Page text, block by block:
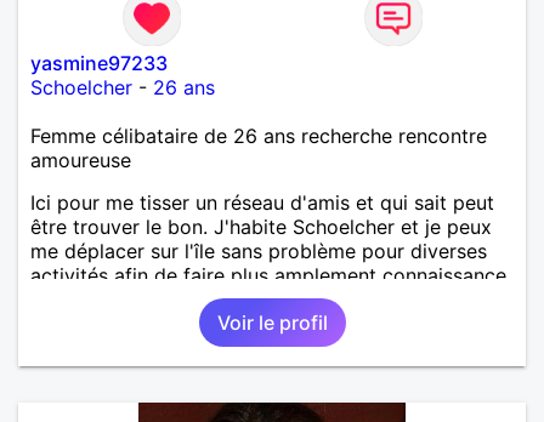
yasmine97233
Schoelcher - 26 ans
Femme célibataire de 26 ans recherche rencontre
amoureuse
Ici pour me tisser un réseau d'amis et qui sait peut
être trouver le bon. J'habite Schoelcher et je peux
me déplacer sur l'île sans problème pour diverses
activités afin de faire plus amplement connaissance.
Voir le profil